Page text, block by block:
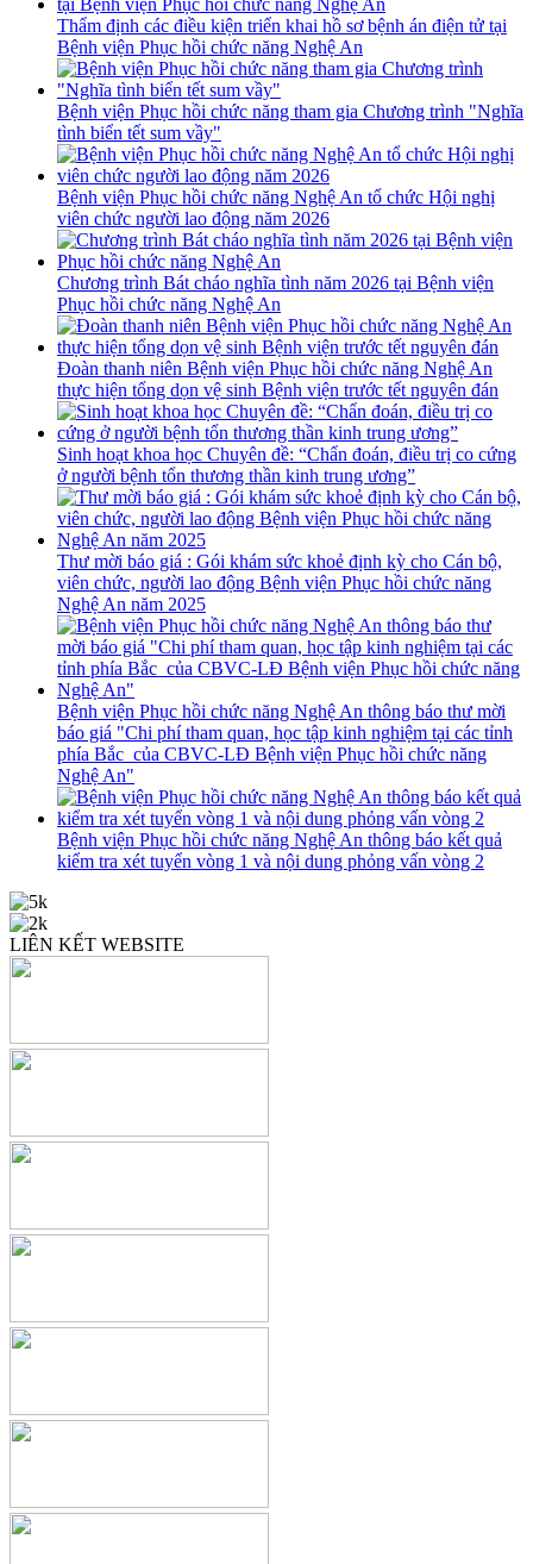
Thẩm định các điều kiện triển khai hồ sơ bệnh án điện tử tại
Bệnh viện Phục hồi chức năng Nghệ An
Bệnh viện Phục hồi chức năng tham gia Chương trình "Nghĩa
tình biển tết sum vầy"
Bệnh viện Phục hồi chức năng Nghệ An tổ chức Hội nghị
viên chức người lao động năm 2026
Chương trình Bát cháo nghĩa tình năm 2026 tại Bệnh viện
Phục hồi chức năng Nghệ An
Đoàn thanh niên Bệnh viện Phục hồi chức năng Nghệ An
thực hiện tổng dọn vệ sinh Bệnh viện trước tết nguyên đán
Sinh hoạt khoa học Chuyên đề: “Chẩn đoán, điều trị co cứng
ở người bệnh tổn thương thần kinh trung ương”
Thư mời báo giá : Gói khám sức khoẻ định kỳ cho Cán bộ,
viên chức, người lao động Bệnh viện Phục hồi chức năng
Nghệ An năm 2025
Bệnh viện Phục hồi chức năng Nghệ An thông báo thư mời
báo giá "Chi phí tham quan, học tập kinh nghiệm tại các tỉnh
phía Bắc của CBVC-LĐ Bệnh viện Phục hồi chức năng
Nghệ An"
Bệnh viện Phục hồi chức năng Nghệ An thông báo kết quả
kiểm tra xét tuyển vòng 1 và nội dung phỏng vấn vòng 2
LIÊN KẾT WEBSITE